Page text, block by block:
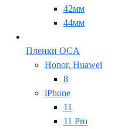
42мм
44мм
Пленки OCA
Honor, Huawei
8
iPhone
11
11 Pro